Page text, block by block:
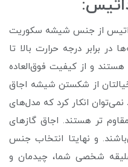
داتیس از جنس شیشه سکوریت
در برابر درجه حرارت بالا تا
هستند و از کیفیت فوق‌العاده
خیالتان از شکستن شیشه اجاق
انکار کرد که مدل‌های
تر هستند. اجاق گازهای
و نهایتا انتخاب جنس
شخصی شما، چیدمان و